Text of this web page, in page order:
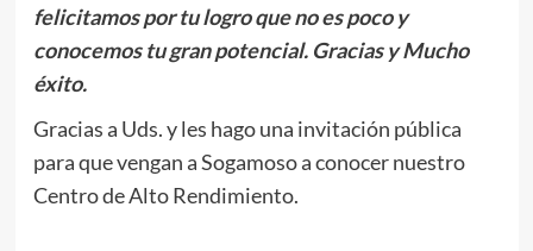
felicitamos por tu logro que no es poco y
conocemos tu gran potencial. Gracias y Mucho
éxito.
Gracias a Uds. y les hago una invitación pública
para que vengan a Sogamoso a conocer nuestro
Centro de Alto Rendimiento.